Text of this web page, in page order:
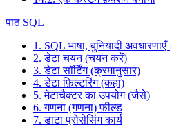
पाठ SQL
1. SQL भाषा, बुनियादी अवधारणाएँ।
2. डेटा चयन (चयन करें)
3. डेटा सॉर्टिंग (क्रमानुसार)
4. डेटा फ़िल्टरिंग (कहां)
5. मेटाचैक्टर का उपयोग (जैसे)
6. गणना (गणना) फ़ील्ड
7. डाटा प्रोसेसिंग कार्य